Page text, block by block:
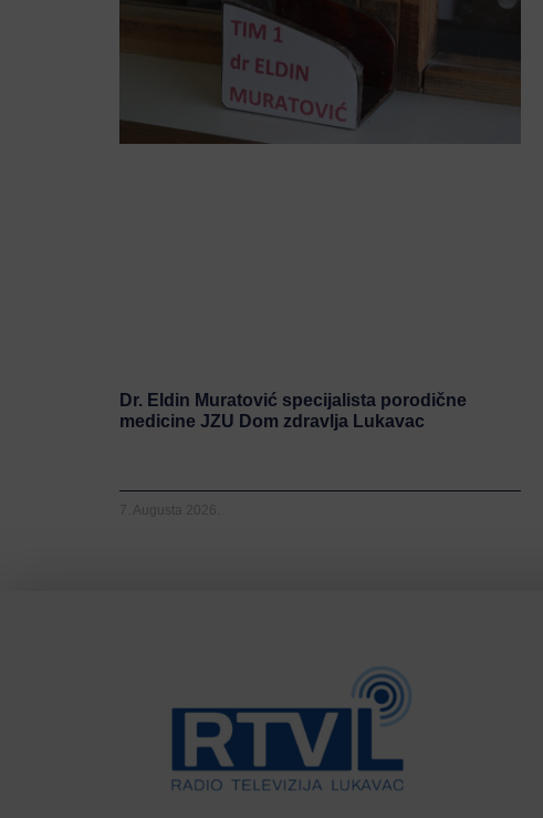
Dr. Eldin Muratović specijalista porodične
medicine JZU Dom zdravlja Lukavac
7. Augusta 2026.